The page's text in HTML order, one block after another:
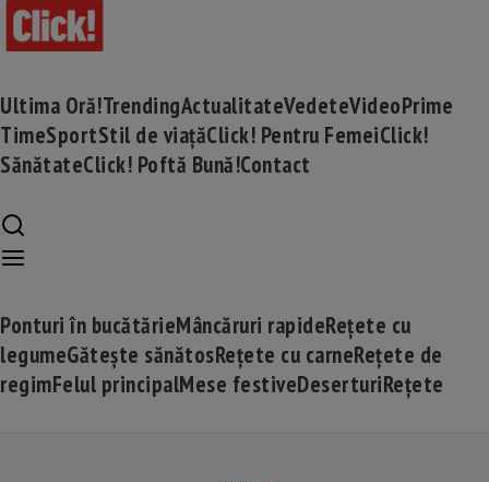
Ultima Oră!TrendingActualitateVedeteVideoPrime
TimeSportStil de viațăClick! Pentru FemeiClick!
SănătateClick! Poftă Bună!Contact
Ponturi în bucătărieMâncăruri rapideRețete cu
legumeGătește sănătosRețete cu carneRețete de
regimFelul principalMese festiveDeserturiRețete